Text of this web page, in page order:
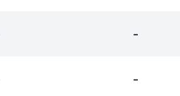
-
-